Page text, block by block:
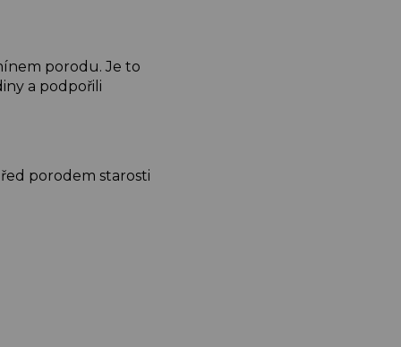
porodu. Je to
a podpořili
porodem starosti